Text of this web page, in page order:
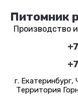
Питомник
Производство
г.
Территория